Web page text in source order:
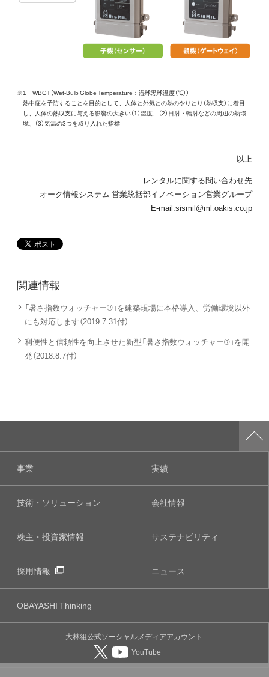
※1 WBGT（Wet-Bulb Globe Temperature：湿球黒球温度（℃））
熱中症を予防することを目的として、人体と外気との熱のやりとり（熱収支）に着目
し、人体の熱収支に与える影響の大きい（1）湿度、（2）日射・輻射などの周辺の熱環
境、（3）気温の3つを取り入れた指標
以上
レンタルに関する問い合わせ先
オーク情報システム 営業統括部イノベーション営業グループ
E-mail:sismil@ml.oakis.co.jp
関連情報
「暑さ指数ウォッチャー®」を建築現場に本格導入、労働環境以外
にも対応します（2019.7.31付）
利便性と信頼性を向上させた新型「暑さ指数ウォッチャー®」を開
発（2018.8.7付）
事業 実績
技術・ソリューション 会社情報
株主・投資家情報 サステナビリティ
採用情報 ニュース
OBAYASHIThinking
大林組公式ソーシャルメディアアカウント
YouTube